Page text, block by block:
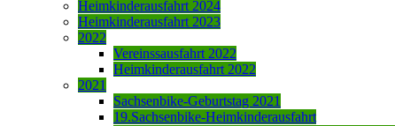
Heimkinderausfahrt 2024
Heimkinderausfahrt 2023
2022
Vereinssausfahrt 2022
Heimkinderausfahrt 2022
2021
Sachsenbike-Geburtstag 2021
19.Sachsenbike-Heimkinderausfahrt